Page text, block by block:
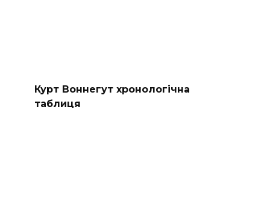
Курт Воннегут хронологічна
таблиця